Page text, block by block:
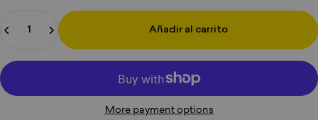
Añadir al carrito
More payment options